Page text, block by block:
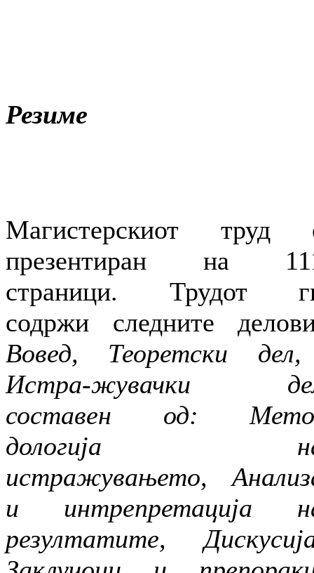
Резиме
Магистерскиот труд
презентиран на
страници. Трудот
содржи следните
Вовед, Теоретски дел,
Истра-жувачки
составен од:
дологија
истражувањето,
и интрепретација
резултатите,